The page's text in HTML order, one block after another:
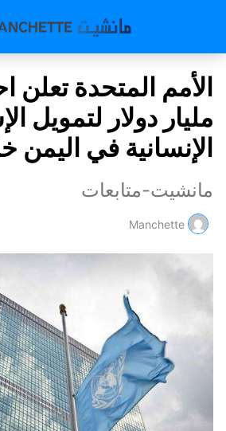
مليار دولار لتمويل
الإنسانية في اليمن خلال
مانشيت-متابعات
Manchette